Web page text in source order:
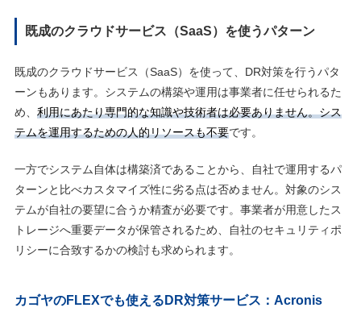
既成のクラウドサービス（SaaS）を使うパターン
既成のクラウドサービス（SaaS）を使って、DR対策を行うパタ
ーンもあります。システムの構築や運用は事業者に任せられるた
め、 利用にあたり専門的な知識や技術者は必要ありません。シス
テムを運用するための人的リソースも不要です。
一方でシステム自体は構築済であることから、自社で運用するパ
ターンと比べカスタマイズ性に劣る点は否めません。対象のシス
テムが自社の要望に合うか精査が必要です。事業者が用意したス
トレージへ重要データが保管されるため、自社のセキュリティポ
リシーに合致するかの検討も求められます。
カゴヤのFLEXでも使えるDR対策サービス：Acronis